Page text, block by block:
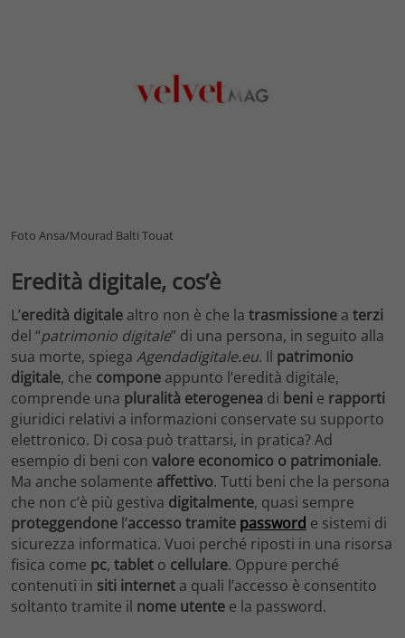
Foto Ansa/Mourad Balti Touat
Eredità digitale, cos’è
L’eredità digitale altro non è che la trasmissione a terzi
del “patrimonio digitale” di una persona, in seguito alla
sua morte, spiega Agendadigitale.eu. Il patrimonio
digitale, che compone appunto l’eredità digitale,
comprende una pluralità eterogenea di beni e rapporti
giuridici relativi a informazioni conservate su supporto
elettronico. Di cosa può trattarsi, in pratica? Ad
esempio di beni con valore economico o patrimoniale.
Ma anche solamente affettivo. Tutti beni che la persona
che non c’è più gestiva digitalmente, quasi sempre
proteggendone l’accesso tramite password e sistemi di
sicurezza informatica. Vuoi perché riposti in una risorsa
fisica come pc, tablet o cellulare. Oppure perché
contenuti in siti internet a quali l’accesso è consentito
soltanto tramite il nome utente e la password.